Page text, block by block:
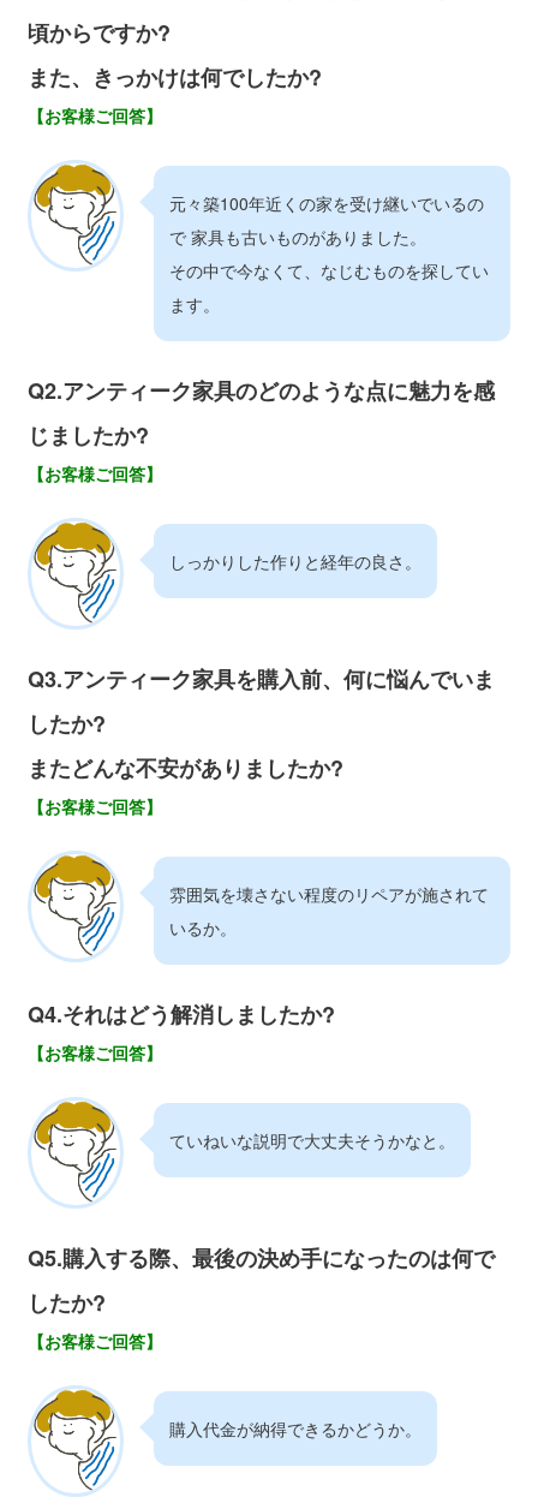
頃からですか?
また、きっかけは何でしたか?
【お客様ご回答】
元々築100年近くの家を受け継いでいるの
で 家具も古いものがありました。
その中で今なくて、なじむものを探してい
ます。
Q2.アンティーク家具のどのような点に魅力を感
じましたか?
【お客様ご回答】
しっかりした作りと経年の良さ。
Q3.アンティーク家具を購入前、何に悩んでいま
したか?
またどんな不安がありましたか?
【お客様ご回答】
雰囲気を壊さない程度のリペアが施されて
いるか。
Q4.それはどう解消しましたか?
【お客様ご回答】
ていねいな説明で大丈夫そうかなと。
Q5.購入する際、最後の決め手になったのは何で
したか?
【お客様ご回答】
購入代金が納得できるかどうか。